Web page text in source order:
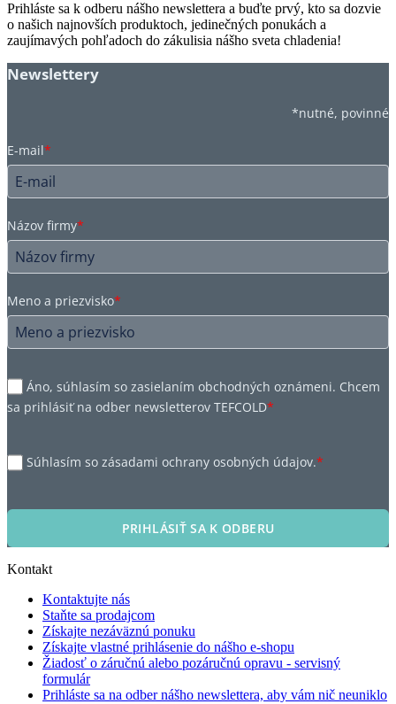
Prihláste sa k odberu nášho newslettera a buďte prvý, kto sa dozvie
o našich najnovších produktoch, jedinečných ponukách a
zaujímavých pohľadoch do zákulisia nášho sveta chladenia!
Newslettery
*nutné, povinné
E-mail*
Názov firmy*
Meno a priezvisko*
Áno, súhlasím so zasielaním obchodných oznámeni. Chcem
sa prihlásiť na odber newsletterov TEFCOLD*
Súhlasím so zásadami ochrany osobných údajov.*
PRIHLÁSIŤ SA K ODBERU
Kontakt
Kontaktujte nás
Staňte sa prodajcom
Získajte nezáväznú ponuku
Získajte vlastné prihlásenie do nášho e-shopu
Žiadosť o záručnú alebo pozáručnú opravu - servisný
formulár
Prihláste sa na odber nášho newslettera, aby vám nič neuniklo